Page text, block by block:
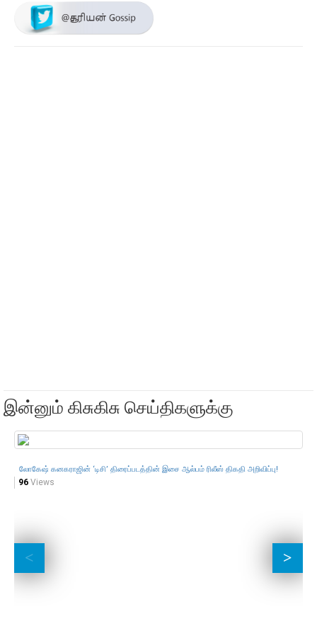
இன்னும் கிசுகிசு செய்திகளுக்கு
லோகேஷ் கனகராஜின் ‘டிசி’ திரைப்படத்தின் இசை ஆல்பம் ரிலீஸ் திகதி அறிவிப்பு!
96 Views